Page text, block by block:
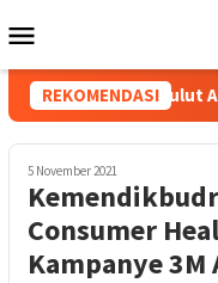
ke
Mobile
REKOMENDASI
Wilayah Sulut
5 November 2021
Consumer
Kampanye 3M